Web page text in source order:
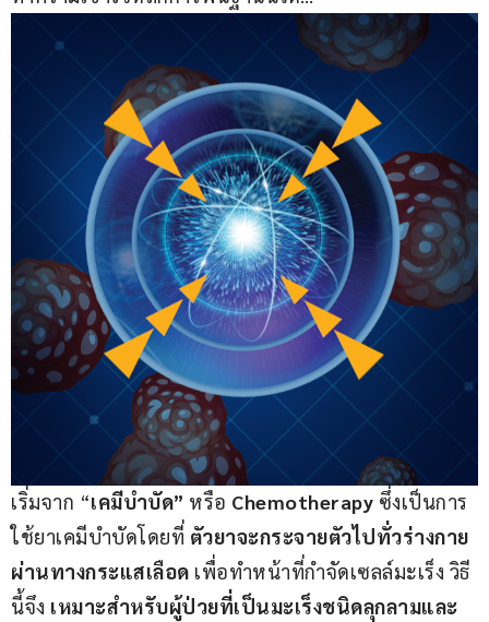
เริ่มจาก “เคมีบำบัด” หรือ Chemotherapy ซึ่งเป็นการ
ใช้ยาเคมีบำบัดโดยที่ ตัวยาจะกระจายตัวไปทั่วร่างกาย
ผ่านทางกระแสเลือด เพื่อทำหน้าที่กำจัดเซลล์มะเร็ง วิธี
นี้จึง เหมาะสำหรับผู้ป่วยที่เป็นมะเร็งชนิดลุกลามและ